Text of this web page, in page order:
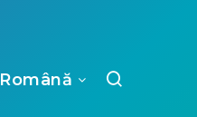
Română